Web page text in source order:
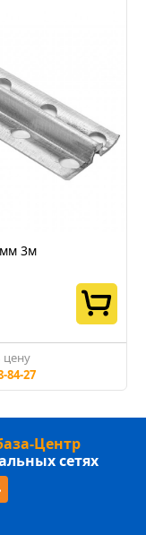
3м
цену
84-27
Центр
сетях